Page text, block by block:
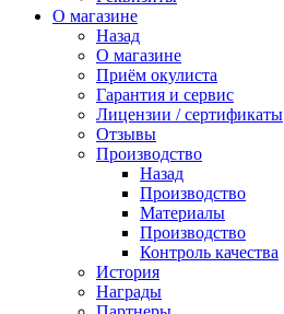
О магазине
Назад
О магазине
Приём окулиста
Гарантия и сервис
Лицензии / сертификаты
Отзывы
Производство
Назад
Производство
Материалы
Производство
Контроль качества
История
Награды